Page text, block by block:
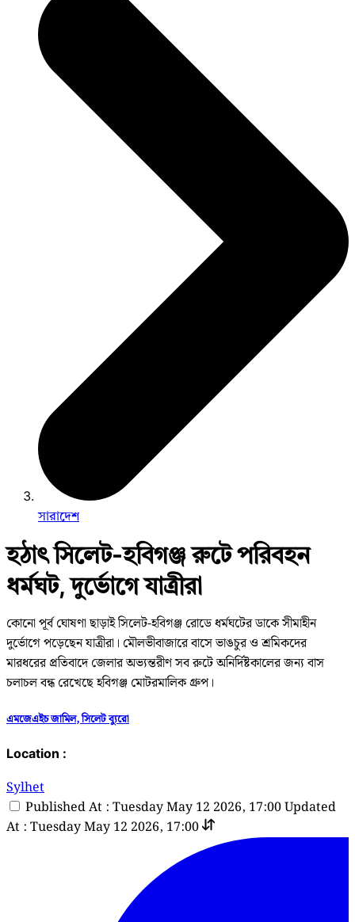
সারাদেশ
হঠাৎ সিলেট-হবিগঞ্জ রুটে পরিবহন
ধর্মঘট, দুর্ভোগে যাত্রীরা
কোনো পূর্ব ঘোষণা ছাড়াই সিলেট-হবিগঞ্জ রোডে ধর্মঘটের ডাকে সীমাহীন
দুর্ভোগে পড়েছেন যাত্রীরা। মৌলভীবাজারে বাসে ভাঙচুর ও শ্রমিকদের
মারধরের প্রতিবাদে জেলার অভ্যন্তরীণ সব রুটে অনির্দিষ্টকালের জন্য বাস
চলাচল বন্ধ রেখেছে হবিগঞ্জ মোটরমালিক গ্রুপ।
এমজেএইচ জামিল, সিলেট ব্যুরো
Location :
Sylhet
Published At : Tuesday May 12 2026, 17:00Updated
At : Tuesday May 12 2026, 17:00